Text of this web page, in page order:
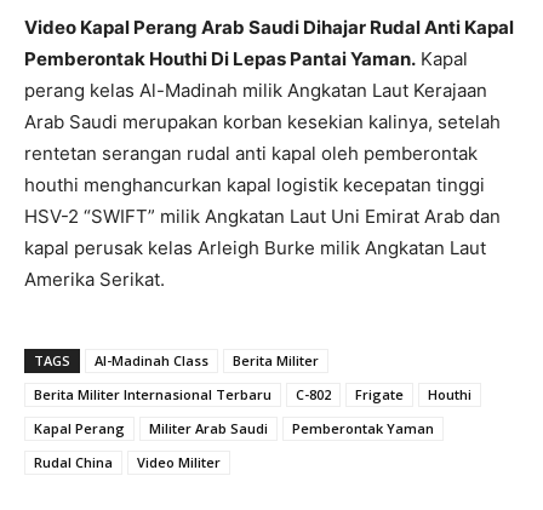
Video Kapal Perang Arab Saudi Dihajar Rudal Anti Kapal
Pemberontak Houthi Di Lepas Pantai Yaman. Kapal
perang kelas Al-Madinah milik Angkatan Laut Kerajaan
Arab Saudi merupakan korban kesekian kalinya, setelah
rentetan serangan rudal anti kapal oleh pemberontak
houthi menghancurkan kapal logistik kecepatan tinggi
HSV-2 “SWIFT” milik Angkatan Laut Uni Emirat Arab dan
kapal perusak kelas Arleigh Burke milik Angkatan Laut
Amerika Serikat.
TAGS Al-Madinah Class
Berita Militer
Berita Militer Internasional Terbaru
C-802 Frigate
Houthi
Kapal Perang
Militer Arab Saudi
Pemberontak Yaman
Rudal China
Video Militer